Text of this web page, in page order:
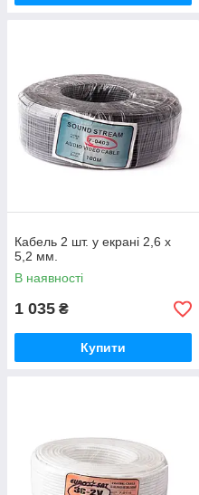
Кабель 2 шт. у екрані 2,6 х
5,2 мм.
В наявності
1 035 ₴
Купити